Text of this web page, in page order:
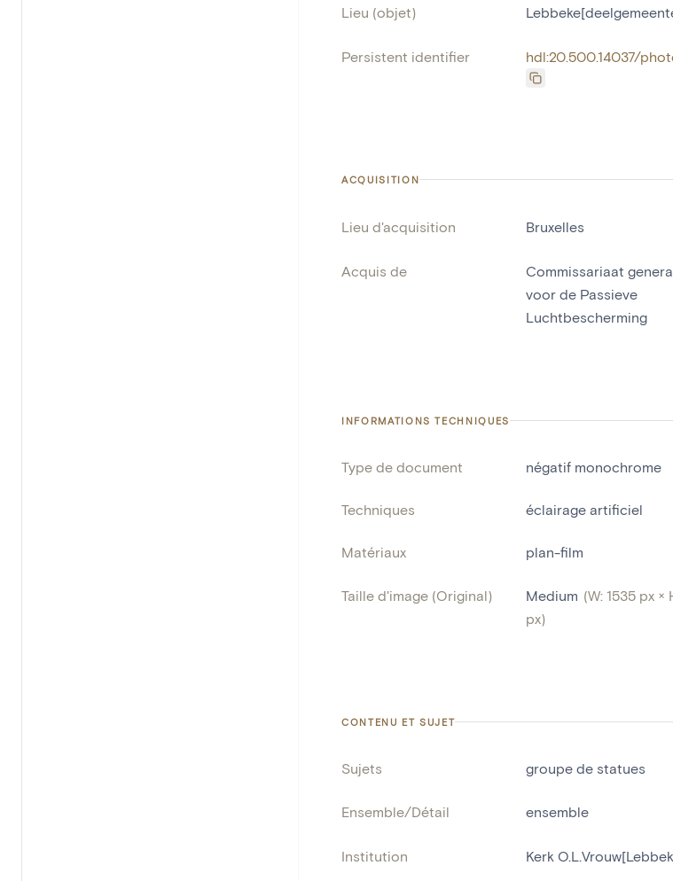
Lieu (objet)
Persistent identifier hdl:20.500.14037/
ACQUISITION
Lieu d'acquisition Bruxelles
Acquis de
Commissariaat
voor de Passieve
Luchtbescherming
INFORMATIONS TECHNIQUES
Type de document négatif monochrome
Techniques éclairage artificiel
Matériaux plan-film
Taille d'image (Original) Medium (W: 1535 px ×
px)
CONTENU ET SUJET
Sujets groupe de statues
Ensemble/Détail ensemble
Institution Kerk